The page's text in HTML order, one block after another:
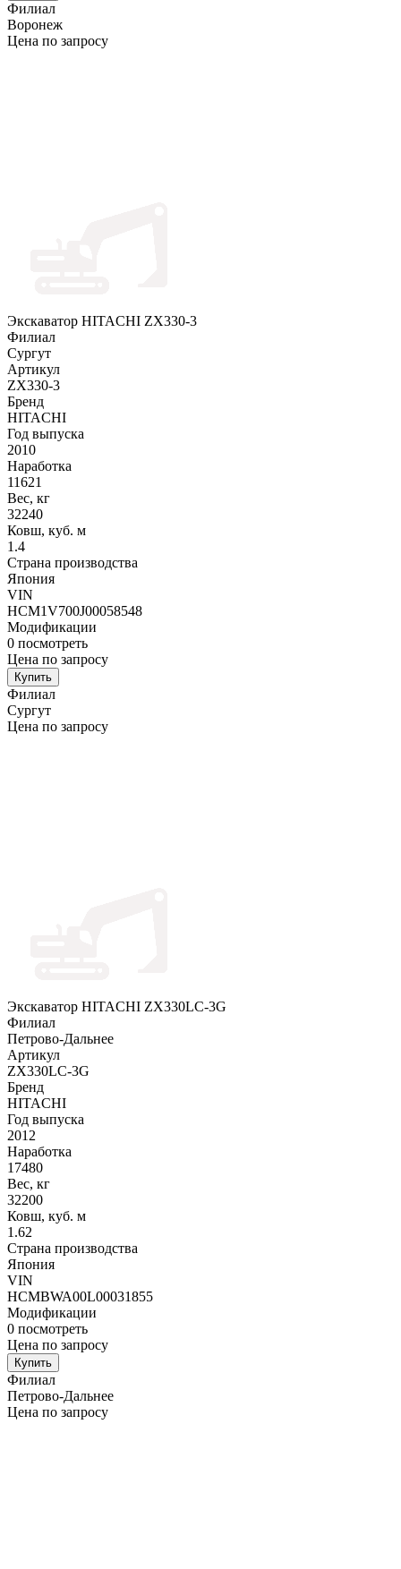
Филиал
Воронеж
Цена по запросу
Экскаватор HITACHI ZX330-3
Филиал
Сургут
Артикул
ZX330-3
Бренд
HITACHI
Год выпуска
2010
Наработка
11621
Вес, кг
32240
Ковш, куб. м
1.4
Страна производства
Япония
VIN
HCM1V700J00058548
Модификации
0 посмотреть
Цена по запросу
Купить
Филиал
Сургут
Цена по запросу
Экскаватор HITACHI ZX330LC-3G
Филиал
Петрово-Дальнее
Артикул
ZX330LC-3G
Бренд
HITACHI
Год выпуска
2012
Наработка
17480
Вес, кг
32200
Ковш, куб. м
1.62
Страна производства
Япония
VIN
HCMBWA00L00031855
Модификации
0 посмотреть
Цена по запросу
Купить
Филиал
Петрово-Дальнее
Цена по запросу